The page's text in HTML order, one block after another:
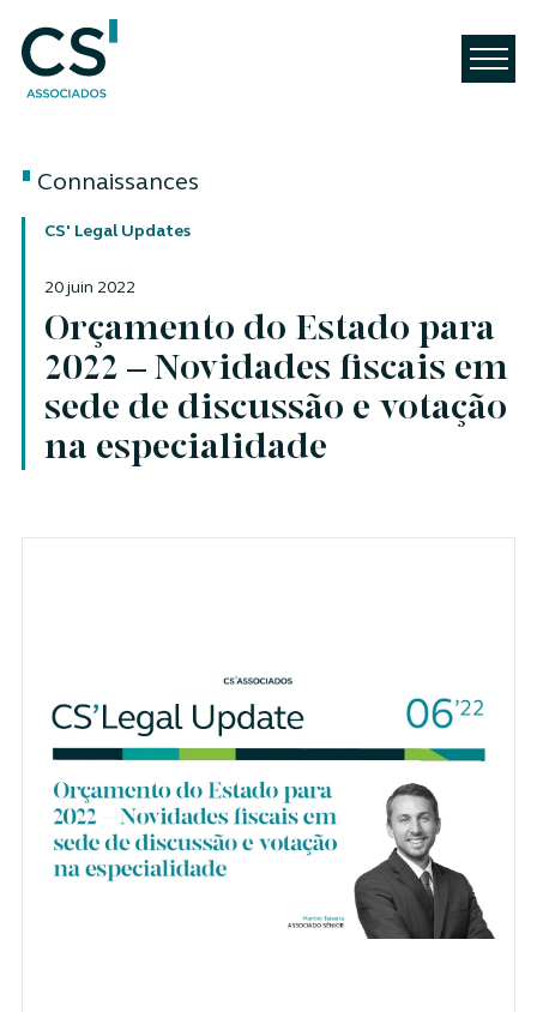
Connaissances
CS' Legal Updates
20 juin 2022
Orçamento do Estado para
2022 – Novidades fiscais em
sede de discussão e votação
na especialidade